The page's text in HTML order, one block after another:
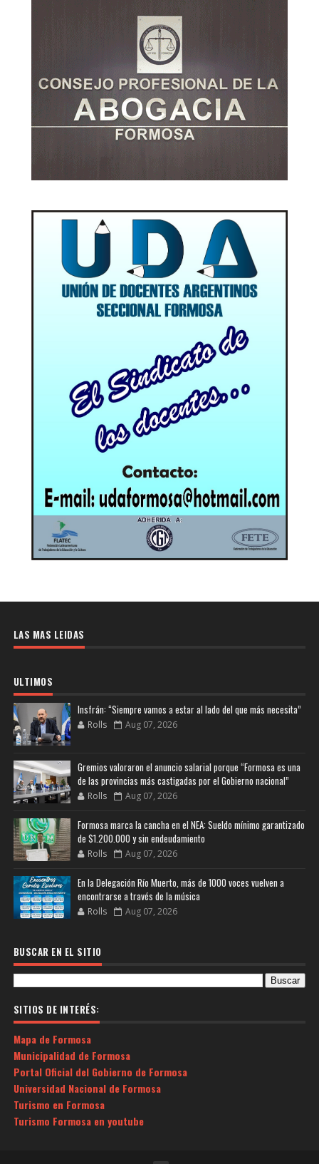
LAS MAS LEIDAS
ULTIMOS
Insfrán: “Siempre vamos a estar al lado del que más necesita”
Rolls Aug 07, 2026
Gremios valoraron el anuncio salarial porque “Formosa es una
de las provincias más castigadas por el Gobierno nacional”
Rolls Aug 07, 2026
Formosa marca la cancha en el NEA: Sueldo mínimo garantizado
de $1.200.000 y sin endeudamiento
Rolls Aug 07, 2026
En la Delegación Río Muerto, más de 1000 voces vuelven a
encontrarse a través de la música
Rolls Aug 07, 2026
BUSCAR EN EL SITIO
SITIOS DE INTERÉS:
Mapa de Formosa
Municipalidad de Formosa
Portal Oficial del Gobierno de Formosa
Universidad Nacional de Formosa
Turismo en Formosa
Turismo Formosa en youtube